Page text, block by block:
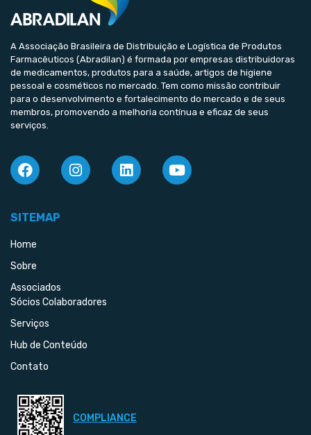
A Associação Brasileira de Distribuição e Logística de Produtos
Farmacêuticos (Abradilan) é formada por empresas distribuidoras
de medicamentos, produtos para a saúde, artigos de higiene
pessoal e cosméticos no mercado. Tem como missão contribuir
para o desenvolvimento e fortalecimento do mercado e de seus
membros, promovendo a melhoria contínua e eficaz de seus
serviços.
SITEMAP
Home
Sobre
Associados
Sócios Colaboradores
Serviços
Hub de Conteúdo
Contato
COMPLIANCE